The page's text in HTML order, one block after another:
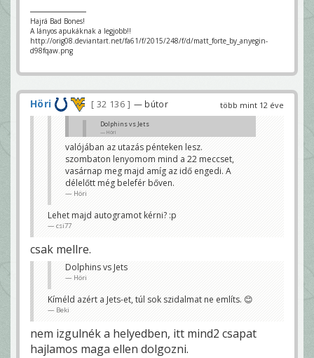
Hajrá Bad Bones!
A lányos apukáknak a legjobb!!
http://orig08.deviantart.net/fa61/f/2015/248/f/d/matt_forte_by_anyegin-
d98fqaw.png
több mint 12 éve
Höri 32 136 — bútor
Dolphins vs Jets
Höri
Akkor csak szombaton jössz mifelénk? 😕 😊
csi77
valójában az utazás pénteken lesz.
szombaton lenyomom mind a 22 meccset,
vasárnap meg majd amíg az idő engedi. A
délelőtt még belefér bőven.
Höri
Lehet majd autogramot kérni? :p
csi77
csak mellre.
Dolphins vs Jets
Höri
Kíméld azért a Jets-et, túl sok szidalmat ne említs. 😊
Beki
nem izgulnék a helyedben, itt mind2 csapat
hajlamos maga ellen dolgozni.